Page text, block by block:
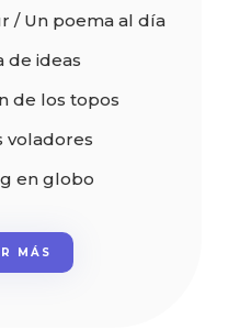
/ Un poema al día
de ideas
de los topos
voladores
en globo
MÁS